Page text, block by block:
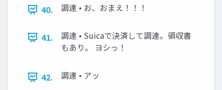
40. 調達 • お、おまえ！！！
41.
調達 • Suicaで決済して調達。領収書
もあり。 ヨシっ！
42. 調達 • アッ